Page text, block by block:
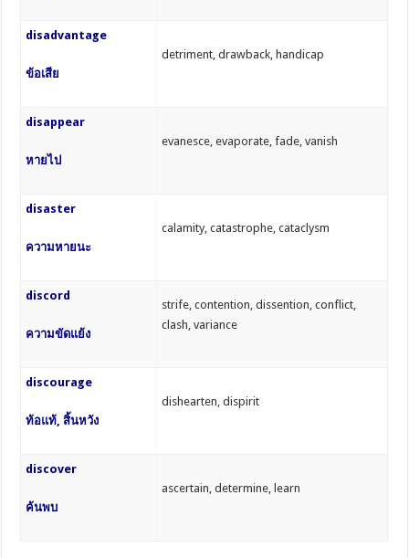
disadvantage
ข้อเสีย
detriment, drawback, handicap
disappear
หายไป
evanesce, evaporate, fade, vanish
disaster
ความหายนะ
calamity, catastrophe, cataclysm
discord
ความขัดแย้ง
strife, contention, dissention, conflict,
clash, variance
discourage
ท้อแท้, สิ้นหวัง
dishearten, dispirit
discover
ค้นพบ
ascertain, determine, learn